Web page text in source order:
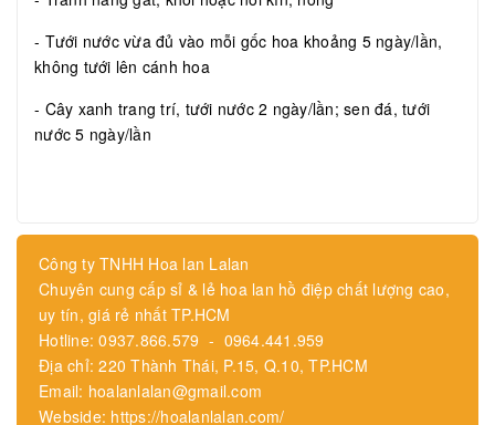
- Tưới nước vừa đủ vào mỗi gốc hoa khoảng 5 ngày/lần,
không tưới lên cánh hoa
- Cây xanh trang trí, tưới nước 2 ngày/lần; sen đá, tưới
nước 5 ngày/lần
Công ty TNHH Hoa lan Lalan
Chuyên cung cấp sỉ & lẻ hoa lan hồ điệp chất lượng cao,
uy tín, giá rẻ nhất TP.HCM
Hotline: 0937.866.579 - 0964.441.959
Địa chỉ: 220 Thành Thái, P.15, Q.10, TP.HCM
Email: hoalanlalan@gmail.com
Webside: https://hoalanlalan.com/